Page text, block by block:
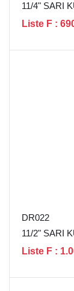
11/4" SARI
Liste F :
DR022
11/2" SARI
Liste F :